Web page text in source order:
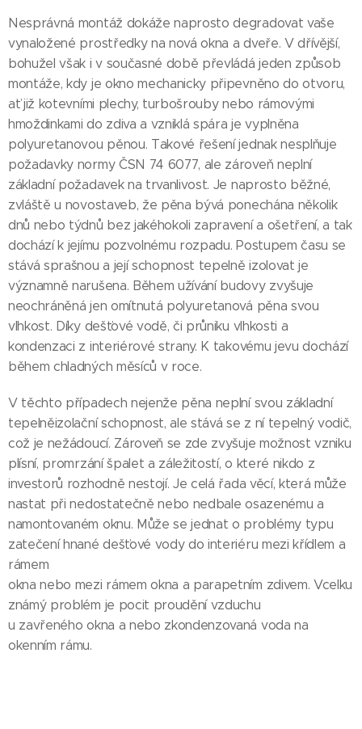
Nesprávná montáž dokáže naprosto degradovat vaše
vynaložené prostředky na nová okna a dveře. V dřívější,
bohužel však i v současné době převládá jeden způsob
montáže, kdy je okno mechanicky připevněno do otvoru,
ať již kotevními plechy, turbošrouby nebo rámovými
hmoždinkami do zdiva a vzniklá spára je vyplněna
polyuretanovou pěnou. Takové řešení jednak nesplňuje
požadavky normy ČSN 74 6077, ale zároveň neplní
základní požadavek na trvanlivost. Je naprosto běžné,
zvláště u novostaveb, že pěna bývá ponechána několik
dnů nebo týdnů bez jakéhokoli zapravení a ošetření, a tak
dochází k jejímu pozvolnému rozpadu. Postupem času se
stává sprašnou a její schopnost tepelně izolovat je
významně narušena. Během užívání budovy zvyšuje
neochráněná jen omítnutá polyuretanová pěna svou
vlhkost. Díky dešťové vodě, či průniku vlhkosti a
kondenzaci z interiérové strany. K takovému jevu dochází
během chladných měsíců v roce.
V těchto případech nejenže pěna neplní svou základní
tepelněizolační schopnost, ale stává se z ní tepelný vodič,
což je nežádoucí. Zároveň se zde zvyšuje možnost vzniku
plísní, promrzání špalet a záležitostí, o které nikdo z
investorů rozhodně nestojí. Je celá řada věcí, která může
nastat při nedostatečně nebo nedbale osazenému a
namontovaném oknu. Může se jednat o problémy typu
zatečení hnané dešťové vody do interiéru mezi křídlem a
rámem
okna nebo mezi rámem okna a parapetním zdivem. Vcelku
známý problém je pocit proudění vzduchu
u zavřeného okna a nebo zkondenzovaná voda na
okenním rámu.